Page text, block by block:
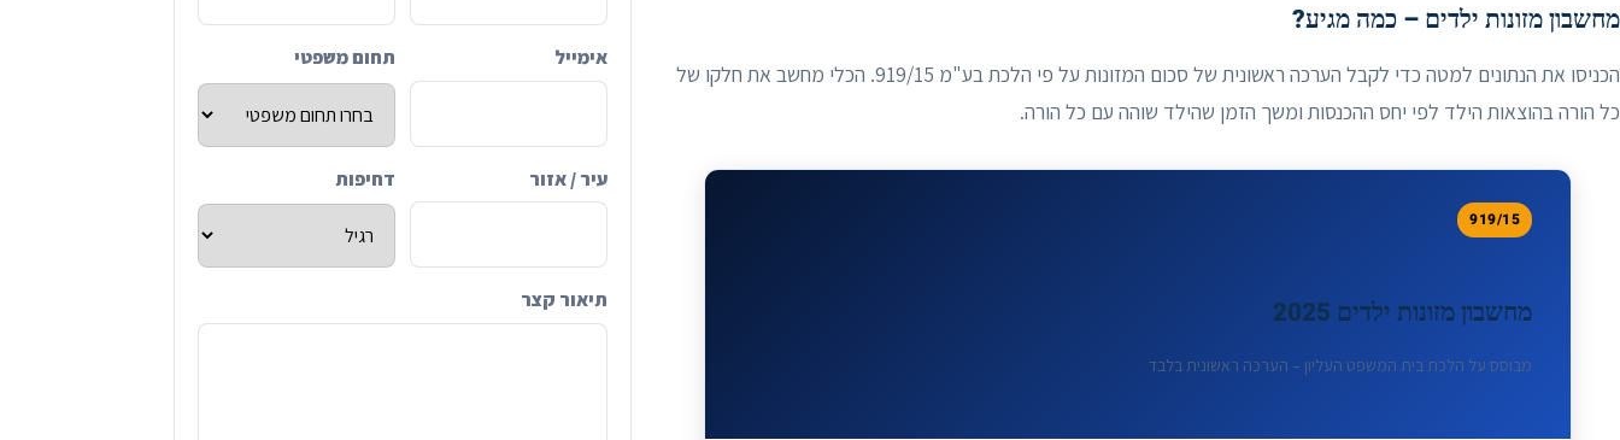
מחשבון מזונות ילדים – כמה מגיע?
הכניסו את הנתונים למטה כדי לקבל הערכה ראשונית של סכום המזונות על פי הלכת בע"מ 919/15. הכלי מחשב את חלקו של
כל הורה בהוצאות הילד לפי יחס ההכנסות ומשך הזמן שהילד שוהה עם כל הורה.
919/15
מחשבון מזונות ילדים 2025
מבוסס על הלכת בית המשפט העליון – הערכה ראשונית בלבד
אימייל תחום משפטי
עיר / אזור דחיפות
תיאור קצר